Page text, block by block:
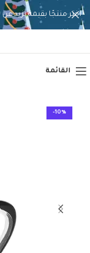
القائمة
-10%
اختر منتجًا بقيمة تزيد عن 200 دولار ووفر 20%.